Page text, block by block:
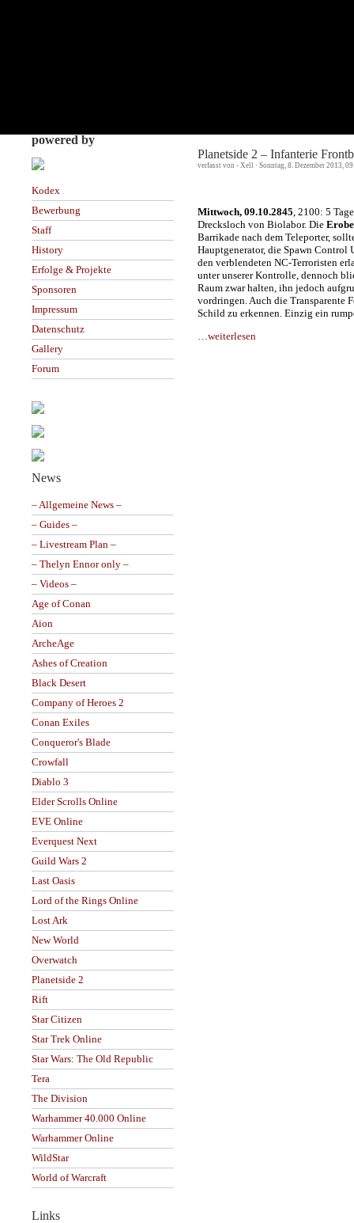
powered by
Kodex
Bewerbung
Staff
History
Erfolge & Projekte
Sponsoren
Impressum
Datenschutz
Gallery
Forum
News
– Allgemeine News –
– Guides –
– Livestream Plan –
– Thelyn Ennor only –
– Videos –
Age of Conan
Aion
ArcheAge
Ashes of Creation
Black Desert
Company of Heroes 2
Conan Exiles
Conqueror's Blade
Crowfall
Diablo 3
Elder Scrolls Online
EVE Online
Everquest Next
Guild Wars 2
Last Oasis
Lord of the Rings Online
Lost Ark
New World
Overwatch
Planetside 2
Rift
Star Citizen
Star Trek Online
Star Wars: The Old Republic
Tera
The Division
Warhammer 40.000 Online
Warhammer Online
WildStar
World of Warcraft
Links
Planetside 2 – Infanterie
verfasst von - Xell · Sonntag, 8. Dezember 2013,
Mittwoch, 09.10.2845 , 2100: 5
Drecksloch von Biolabor. Die
Barrikade nach dem Teleporter,
Hauptgenerator, die Spawn Control
den verblendeten NC-Terroristen
unter unserer Kontrolle, dennoch
Raum zwar halten, ihn jedoch
vordringen. Auch die Transparente
Schild zu erkennen. Einzig ein
…weiterlesen